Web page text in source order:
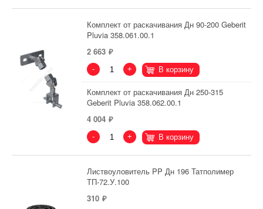
Комплект от раскачивания Дн 90-200 Geberit
Pluvia 358.061.00.1
2 663
- + В корзину
Комплект от раскачивания Дн 250-315
Geberit Pluvia 358.062.00.1
4 004
- + В корзину
Листвоуловитель PP Дн 196 Татполимер
ТП-72.У.100
310